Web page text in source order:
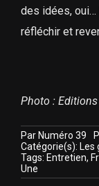
des idées, oui…
réfléchir et
Photo :
Par Numéro 39
Catégorie(s): Les
Tags: Entretien,
Une